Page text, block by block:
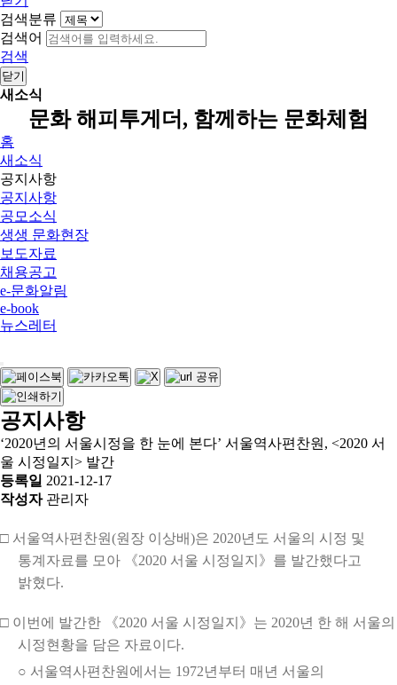
검색분류
검색어
검색
닫기
새소식
문화 해피투게더, 함께하는 문화체험
홈
새소식
공지사항
공지사항
공모소식
생생 문화현장
보도자료
채용공고
e-문화알림
e-book
뉴스레터
공지사항
‘2020년의 서울시정을 한 눈에 본다’ 서울역사편찬원, <2020 서
울 시정일지> 발간
등록일 2021-12-17
작성자 관리자
□ 서울역사편찬원(원장 이상배)은 2020년도 서울의 시정 및
통계자료를 모아 《2020 서울 시정일지》를 발간했다고
밝혔다.
□ 이번에 발간한 《2020 서울 시정일지》는 2020년 한 해 서울의
시정현황을 담은 자료이다.
○ 서울역사편찬원에서는 1972년부터 매년 서울의